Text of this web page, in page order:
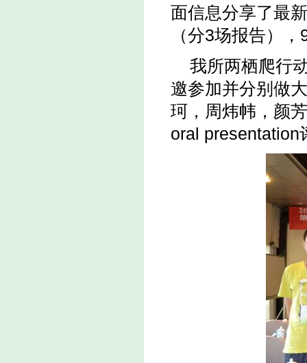
面信息分享了最
（分3场报告）
我所两栖爬行
邀参加并分别做
珂，周炜帏，颜
oral presentation